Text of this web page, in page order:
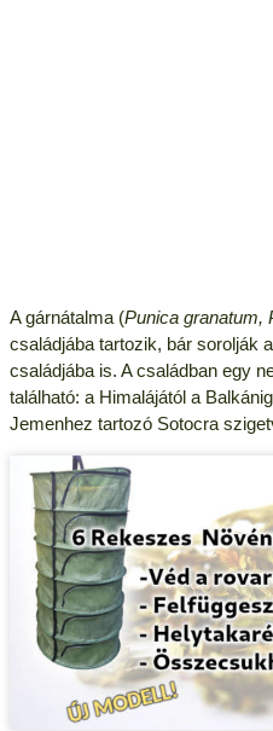
A gárnátalma (Punica granatum,
családjába tartozik, bár sorolják
családjába is. A családban egy
található: a Himalájától a
Jemenhez tartozó Sotocra